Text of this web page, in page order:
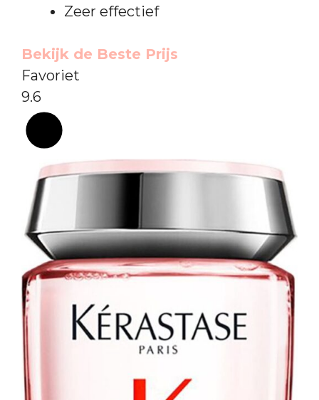
Zeer effectief
Bekijk de Beste Prijs
Favoriet
9.6